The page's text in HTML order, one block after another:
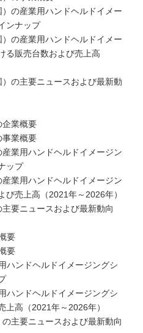
の産業用ハンドヘルドイメー
ンナップ
の産業用ハンドヘルドイメー
る販売台数および売上高
の主要ニュースおよび最新動
企業概要
事業概要
業用ハンドヘルドイメージン
ップ
業用ハンドヘルドイメージン
び売上高（2021年～2026年）
要ニュースおよび最新動向
要
要
ハンドヘルドイメージングシ
ハンドヘルドイメージングシ
上高（2021年～2026年）
主要ニュースおよび最新動向